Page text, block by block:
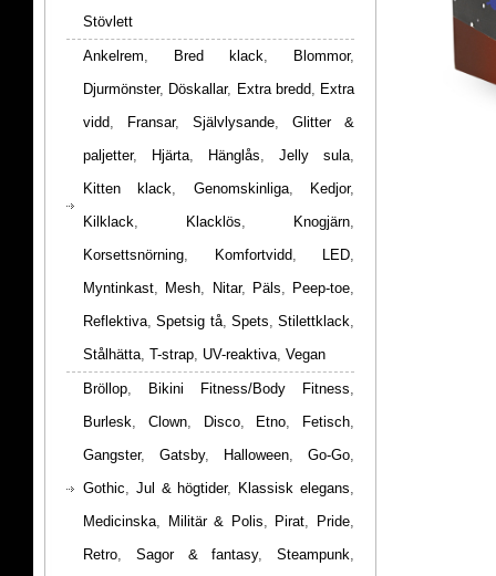
Stövlett
Ankelrem, Bred klack, Blommor,
Djurmönster, Döskallar, Extra bredd, Extra
vidd, Fransar, Självlysande, Glitter &
paljetter, Hjärta, Hänglås, Jelly sula,
Kitten klack, Genomskinliga, Kedjor,
Kilklack, Klacklös, Knogjärn,
Korsettsnörning, Komfortvidd, LED,
Myntinkast, Mesh, Nitar, Päls, Peep-toe,
Reflektiva,Spetsig tå, Spets, Stilettklack,
Stålhätta, T-strap, UV-reaktiva, Vegan
Bröllop, Bikini Fitness/Body Fitness,
Burlesk, Clown, Disco, Etno, Fetisch,
Gangster, Gatsby, Halloween, Go-Go,
Gothic, Jul & högtider, Klassisk elegans,
Medicinska, Militär & Polis, Pirat, Pride,
Retro, Sagor & fantasy, Steampunk,